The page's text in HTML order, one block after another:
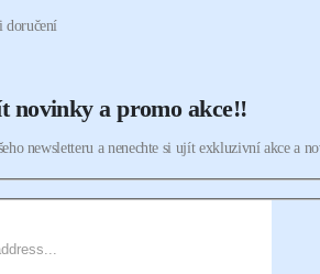
doručení
novinky a promo akce!!
newsletteru a nenechte si ujít exkluzivní akce a